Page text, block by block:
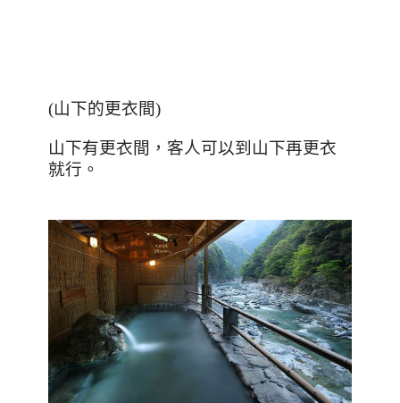
(山下的更衣間)
山下有更衣間，客人可以到山下再更衣
就行。